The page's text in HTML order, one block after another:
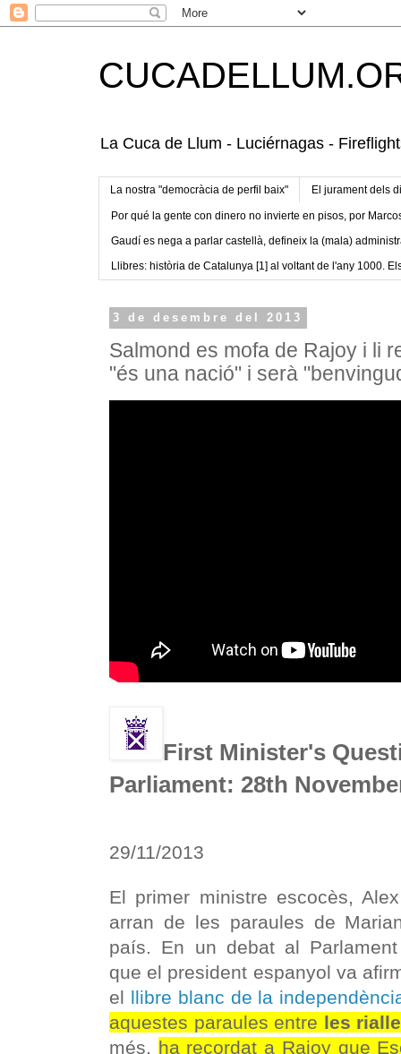
La Cuca de Llum - Luciérnagas -
La nostra "democràcia de perfil baix" El jurament dels
Por qué la gente con dinero no invierte en pisos, por
Gaudí es nega a parlar castellà, defineix la (mala)
Llibres: història de Catalunya [1] al voltant de l'any 1000.
3 de desembre del 2013
Salmond es mofa de Rajoy i li
"és una nació" i serà
First Minister's
Parliament: 28th
29/11/2013
El primer ministre escocès,
arran de les paraules de
país. En un debat al
que el president espanyol va
el llibre blanc de la
aquestes paraules entre les
més, ha recordat a Rajoy que